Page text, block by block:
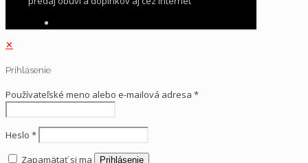
✕
Prihlásenie
Používateľské meno alebo e-mailová adresa *
Heslo *
Zapamätať si ma
Prihlásenie